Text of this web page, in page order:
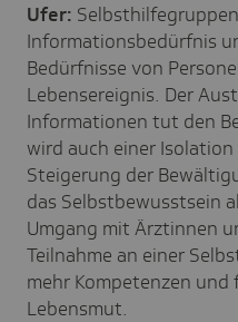
Ufer:
Informationsbedürfnis
Bedürfnisse von
Lebensereignis. Der
Informationen tut den
wird auch einer
Steigerung der
das Selbstbewusstsein
Umgang mit Ärztinnen
Teilnahme an einer
mehr Kompetenzen
Lebensmut.